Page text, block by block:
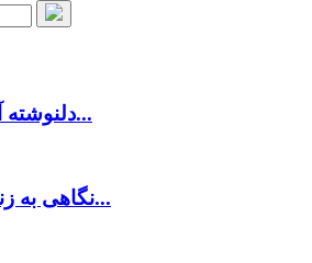
دلنوشته آریا عظیمی‌نژاد برای...
نگاهی به زندگی هنری ناصر عبد...